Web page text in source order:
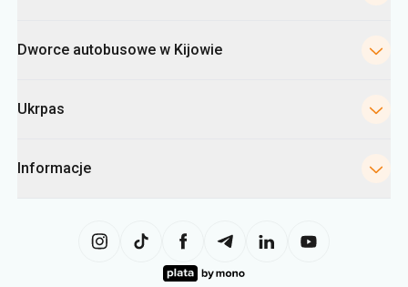
Dworce autobusowe w Kijowie
Ukrpas
Informacje